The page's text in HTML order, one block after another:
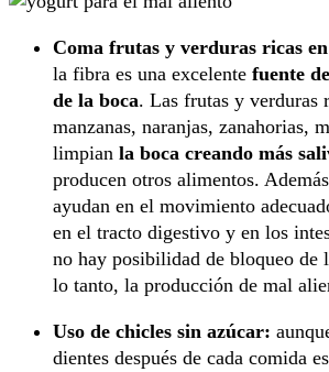
Coma frutas y verduras ricas
la fibra es una excelente fuente
de la boca. Las frutas y verduras
manzanas, naranjas, zanahorias,
limpian la boca creando más
producen otros alimentos.
ayudan en el movimiento
en el tracto digestivo y en los
no hay posibilidad de bloqueo de
lo tanto, la producción de mal
Uso de chicles sin azúcar:
dientes después de cada comida